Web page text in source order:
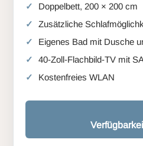
Doppelbett, 200 × 200 cm
Zusätzliche
Eigenes Bad mit Dusche
40-Zoll-Flachbild-TV mit
Kostenfreies WLAN